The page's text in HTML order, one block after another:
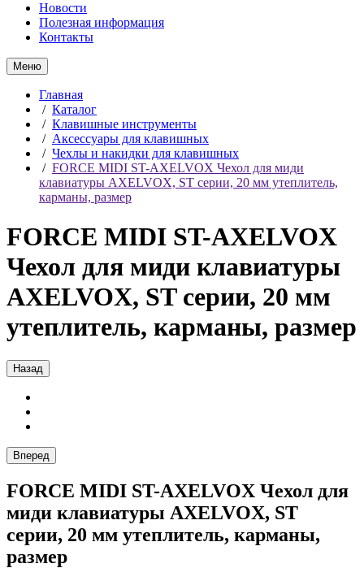
Новости
Полезная информация
Контакты
Меню
Главная
/ Каталог
/ Клавишные инструменты
/ Аксессуары для клавишных
/ Чехлы и накидки для клавишных
/ FORCE MIDI ST-AXELVOX Чехол для миди
клавиатуры AXELVOX, ST серии, 20 мм утеплитель,
карманы, размер
FORCE MIDI ST-AXELVOX
Чехол для миди клавиатуры
AXELVOX, ST серии, 20 мм
утеплитель, карманы, размер
Назад
Вперед
FORCE MIDI ST-AXELVOX Чехол для
миди клавиатуры AXELVOX, ST
серии, 20 мм утеплитель, карманы,
размер